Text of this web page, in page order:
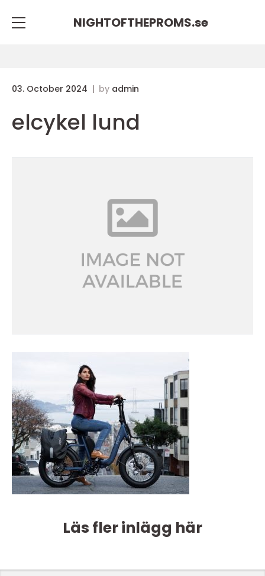
NIGHTOFTHEPROMS.se
03. October 2024 by admin
elcykel lund
Läs fler inlägg här